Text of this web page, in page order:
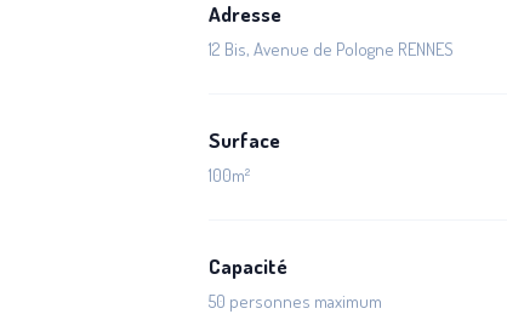
Adresse
12 Bis, Avenue de Pologne RENNES
Surface
100m²
Capacité
50 personnes maximum